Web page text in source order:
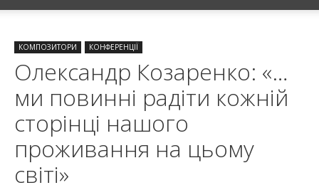
КОМПОЗИТОРИ КОНФЕРЕНЦІЇ
Олександр Козаренко: «…
ми повинні радіти кожній
сторінці нашого
проживання на цьому
світі»